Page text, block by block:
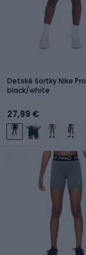
Detské šortky Nike Pro
black/white
27,99 €